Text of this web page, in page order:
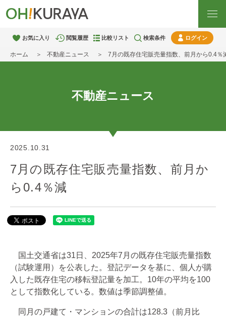
お気に入り 閲覧履歴 比較リスト 検索条件 ログイン
ホーム 不動産ニュース 7月の既存住宅販売量指数、前月から0.4％
不動産ニュース
2025.10.31
7月の既存住宅販売量指数、前月か
ら0.4％減
国土交通省は31日、2025年7月の既存住宅販売量指数
（試験運用）を公表した。登記データを基に、個人が購
入した既存住宅の移転登記量を加工。10年の平均を100
として指数化している。数値は季節調整値。
同月の戸建て・マンションの合計は128.3（前月比